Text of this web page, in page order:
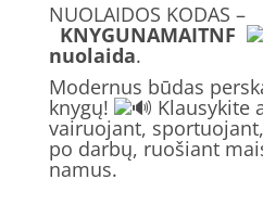
NUOLAIDOS KODAS –
KNYGUNAMAITNF
nuolaida.
Modernus būdas
knygų! Klausykite
vairuojant,
po darbų, ruošiant
namus.